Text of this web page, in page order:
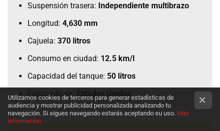
Suspensión trasera: Independiente multibrazo
Longitud: 4,630 mm
Cajuela: 370 litros
Consumo en ciudad: 12.5 km/l
Capacidad del tanque: 50 litros
Fabricado en:
Utilizamos cookies de terceros para generar estadísticas de
audiencia y mostrar publicidad personalizada analizando tu
navegación. Si sigues navegando estarás aceptando su uso. Más
información